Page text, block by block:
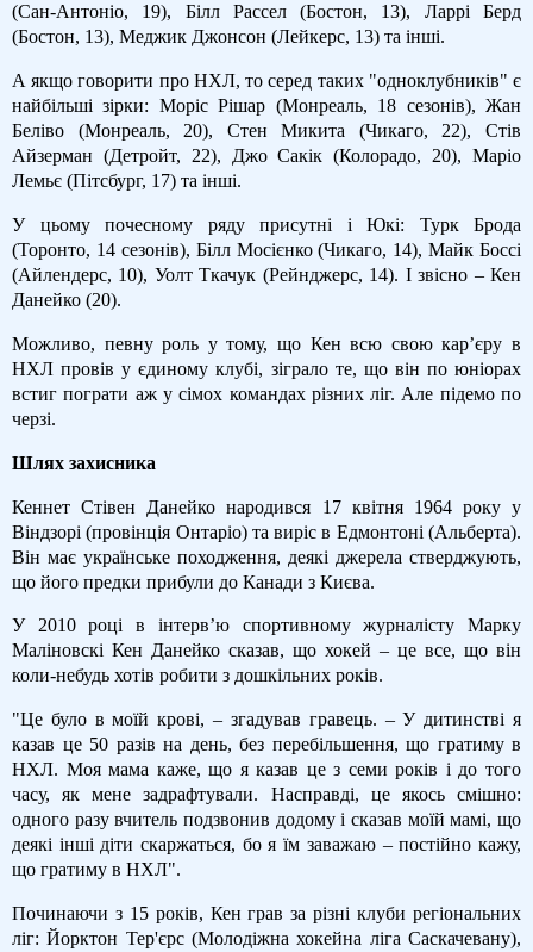
(Сан-Антоніо, 19), Білл Рассел (Бостон, 13), Ларрі Берд
(Бостон, 13), Меджик Джонсон (Лейкерс, 13) та інші.
А якщо говорити про НХЛ, то серед таких "одноклубників" є
найбільші зірки: Моріс Рішар (Монреаль, 18 сезонів), Жан
Беліво (Монреаль, 20), Стен Микита (Чикаго, 22), Стів
Айзерман (Детройт, 22), Джо Сакік (Колорадо, 20), Маріо
Лемьє (Пітсбург, 17) та інші.
У цьому почесному ряду присутні і Юкі: Турк Брода
(Торонто, 14 сезонів), Білл Мосієнко (Чикаго, 14), Майк Боссі
(Айлендерс, 10), Уолт Ткачук (Рейнджерс, 14). І звісно – Кен
Данейко (20).
Можливо, певну роль у тому, що Кен всю свою кар’єру в
НХЛ провів у єдиному клубі, зіграло те, що він по юніорах
встиг пограти аж у сімох командах різних ліг. Але підемо по
черзі.
Шлях захисника
Кеннет Стівен Данейко народився 17 квітня 1964 року у
Віндзорі (провінція Онтаріо) та виріс в Едмонтоні (Альберта).
Він має українське походження, деякі джерела стверджують,
що його предки прибули до Канади з Києва.
У 2010 році в інтерв’ю спортивному журналісту Марку
Маліновскі Кен Данейко сказав, що хокей – це все, що він
коли-небудь хотів робити з дошкільних років.
"Це було в моїй крові, – згадував гравець. – У дитинстві я
казав це 50 разів на день, без перебільшення, що гратиму в
НХЛ. Моя мама каже, що я казав це з семи років і до того
часу, як мене задрафтували. Насправді, це якось смішно:
одного разу вчитель подзвонив додому і сказав моїй мамі, що
деякі інші діти скаржаться, бо я їм заважаю – постійно кажу,
що гратиму в НХЛ".
Починаючи з 15 років, Кен грав за різні клуби регіональних
ліг: Йорктон Тер'єрс (Молодіжна хокейна ліга Саскачевану),